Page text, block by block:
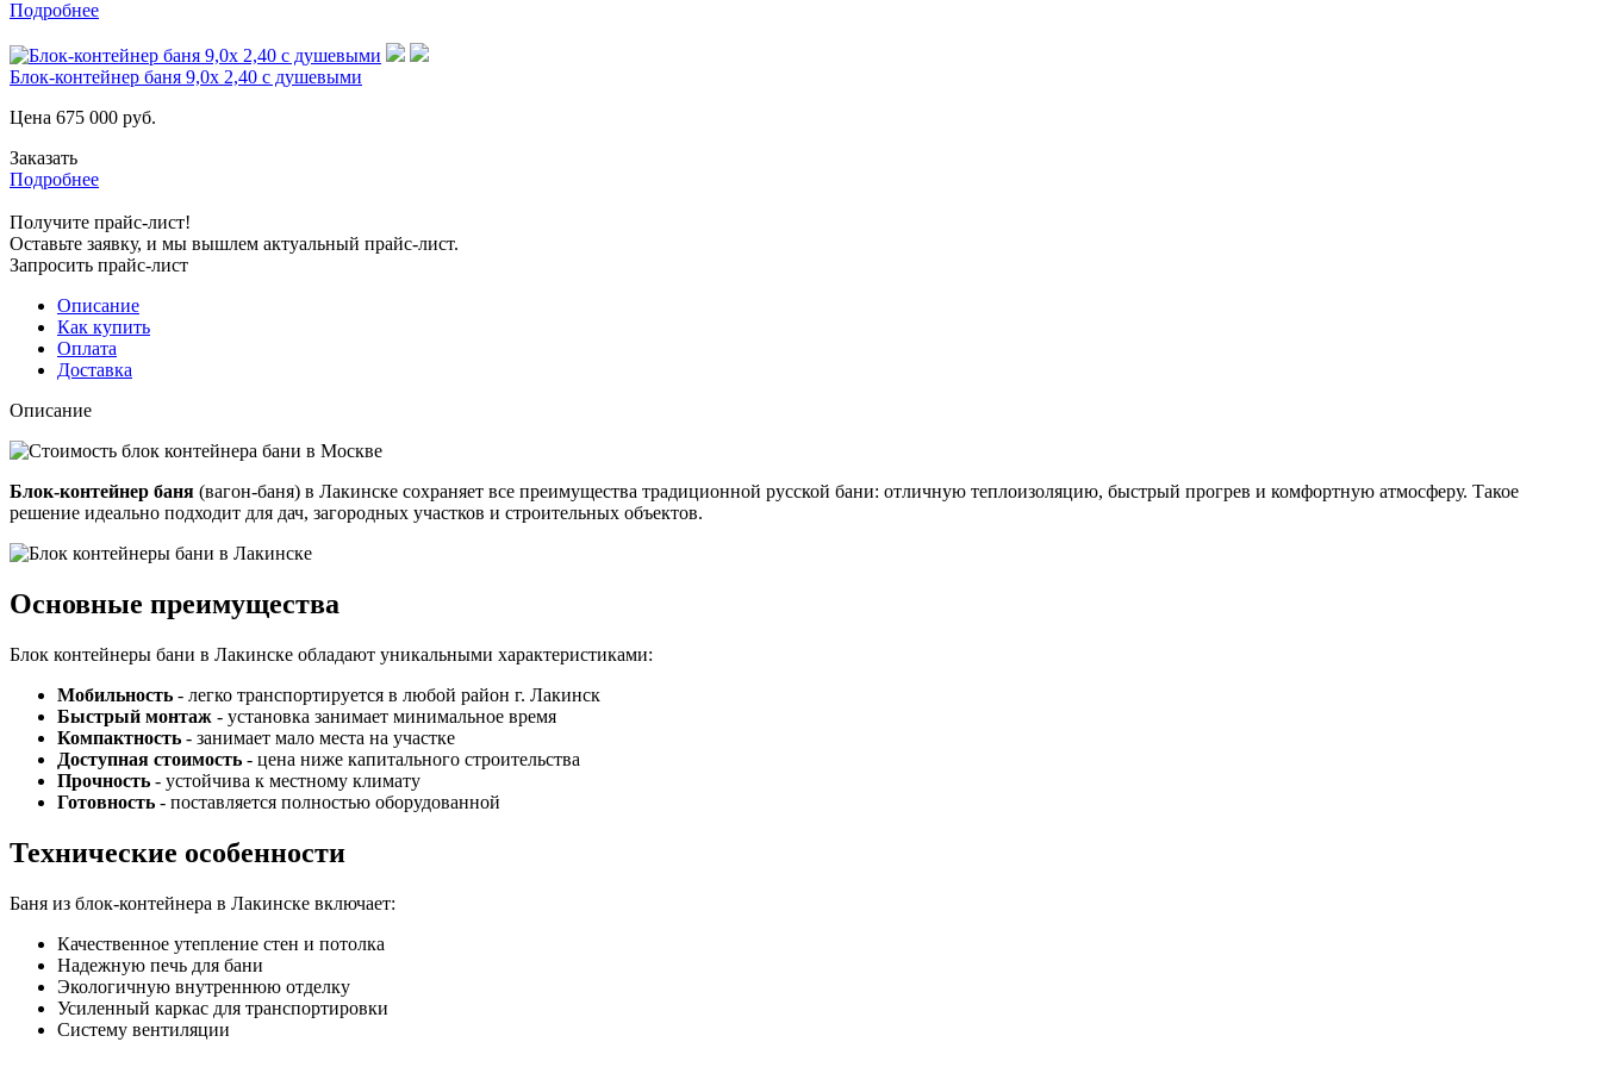
Подробнее
Блок-контейнер баня 9,0х 2,40 с душевыми
Цена 675 000 руб.
Заказать
Подробнее
Получите прайс-лист!
Оставьте заявку, и мы вышлем актуальный прайс-лист.
Запросить прайс-лист
Описание
Как купить
Оплата
Доставка
Описание
Блок-контейнер баня (вагон-баня) в Лакинске сохраняет все преимущества традиционной русской бани: отличную теплоизоляцию, быстрый прогрев и комфортную атмосферу. Такое
решение идеально подходит для дач, загородных участков и строительных объектов.
Основные преимущества
Блок контейнеры бани в Лакинске обладают уникальными характеристиками:
Мобильность - легко транспортируется в любой район г. Лакинск
Быстрый монтаж - установка занимает минимальное время
Компактность - занимает мало места на участке
Доступная стоимость - цена ниже капитального строительства
Прочность - устойчива к местному климату
Готовность - поставляется полностью оборудованной
Технические особенности
Баня из блок-контейнера в Лакинске включает:
Качественное утепление стен и потолка
Надежную печь для бани
Экологичную внутреннюю отделку
Усиленный каркас для транспортировки
Систему вентиляции